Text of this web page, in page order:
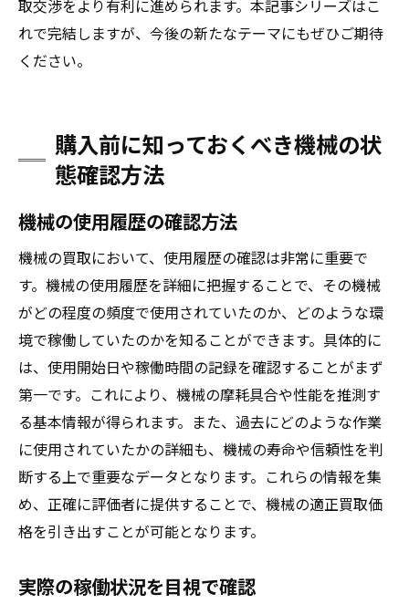
取交渉をより有利に進められます。本記事シリーズはこ
れで完結しますが、今後の新たなテーマにもぜひご期待
ください。
購入前に知っておくべき機械の状
態確認方法
機械の使用履歴の確認方法
機械の買取において、使用履歴の確認は非常に重要で
す。機械の使用履歴を詳細に把握することで、その機械
がどの程度の頻度で使用されていたのか、どのような環
境で稼働していたのかを知ることができます。具体的に
は、使用開始日や稼働時間の記録を確認することがまず
第一です。これにより、機械の摩耗具合や性能を推測す
る基本情報が得られます。また、過去にどのような作業
に使用されていたかの詳細も、機械の寿命や信頼性を判
断する上で重要なデータとなります。これらの情報を集
め、正確に評価者に提供することで、機械の適正買取価
格を引き出すことが可能となります。
実際の稼働状況を目視で確認